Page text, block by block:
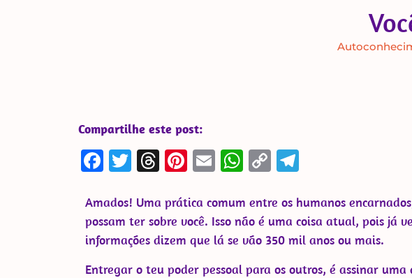
Compartilhe este post:
Facebook
Twitter
Threads
Pinterest
EmailWhatsApp
Copy
Amados! Uma prática comum entre os humanos
possam ter sobre você. Isso não é uma coisa atual, pois já
informações dizem que lá se vão 350 mil anos ou mais.
Entregar o teu poder pessoal para os outros, é assinar uma